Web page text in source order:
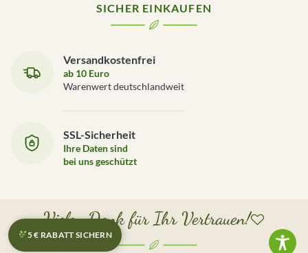
SICHER EINKAUFEN
Versandkostenfrei
ab 10 Euro
Warenwert deutschlandweit
SSL-Sicherheit
Ihre Daten sind
bei uns geschützt
Vielen Dank für Ihr Vertrauen!
5 € RABATT SICHERN